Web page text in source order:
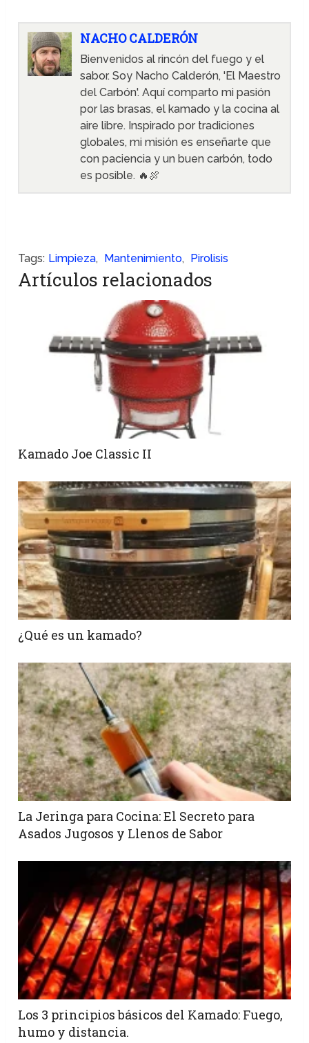
NACHO CALDERÓN
Bienvenidos al rincón del fuego y el
sabor. Soy Nacho Calderón, 'El Maestro
del Carbón'. Aquí comparto mi pasión
por las brasas, el kamado y la cocina al
aire libre. Inspirado por tradiciones
globales, mi misión es enseñarte que
con paciencia y un buen carbón, todo
es posible. 🔥🍖
Tags: Limpieza, Mantenimiento, Pirolisis
Artículos relacionados
Kamado Joe Classic II
¿Qué es un kamado?
La Jeringa para Cocina: El Secreto para
Asados Jugosos y Llenos de Sabor
Los 3 principios básicos del Kamado: Fuego,
humo y distancia.